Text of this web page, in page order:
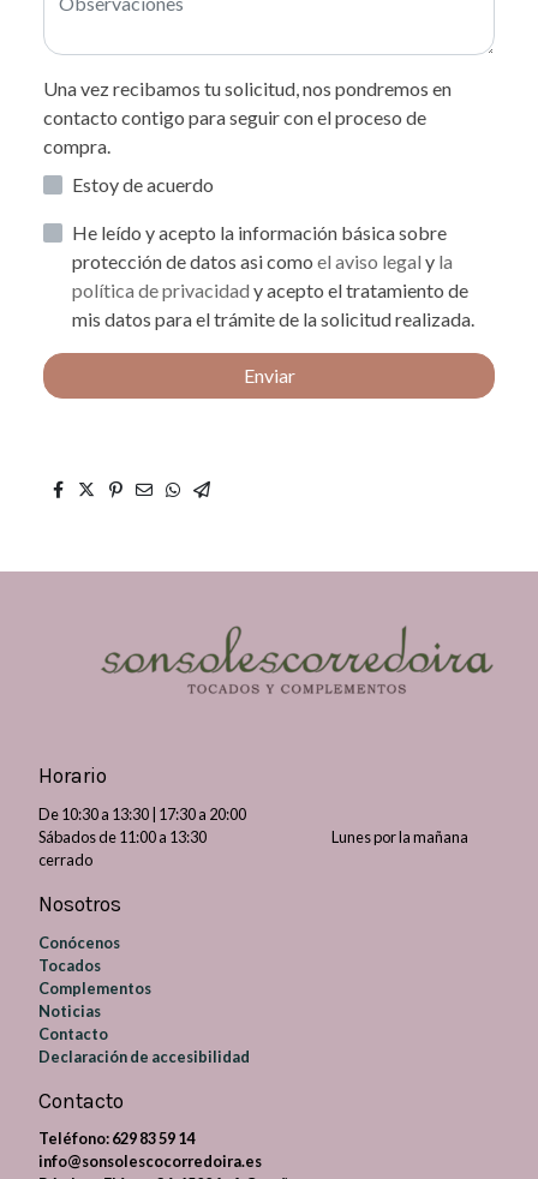
Una vez recibamos tu solicitud, nos pondremos en
contacto contigo para seguir con el proceso de
compra.
Estoy de acuerdo
He leído y acepto la información básica sobre
protección de datos asi como el aviso legal y la
política de privacidad y acepto el tratamiento de
mis datos para el trámite de la solicitud realizada.
Enviar
Horario
De 10:30 a 13:30 | 17:30 a 20:00
Sábados de 11:00 a 13:30 Lunes por la mañana
cerrado
Nosotros
Conócenos
Tocados
Complementos
Noticias
Contacto
Declaración de accesibilidad
Contacto
Teléfono:629 83 59 14
info@sonsolescocorredoira.es